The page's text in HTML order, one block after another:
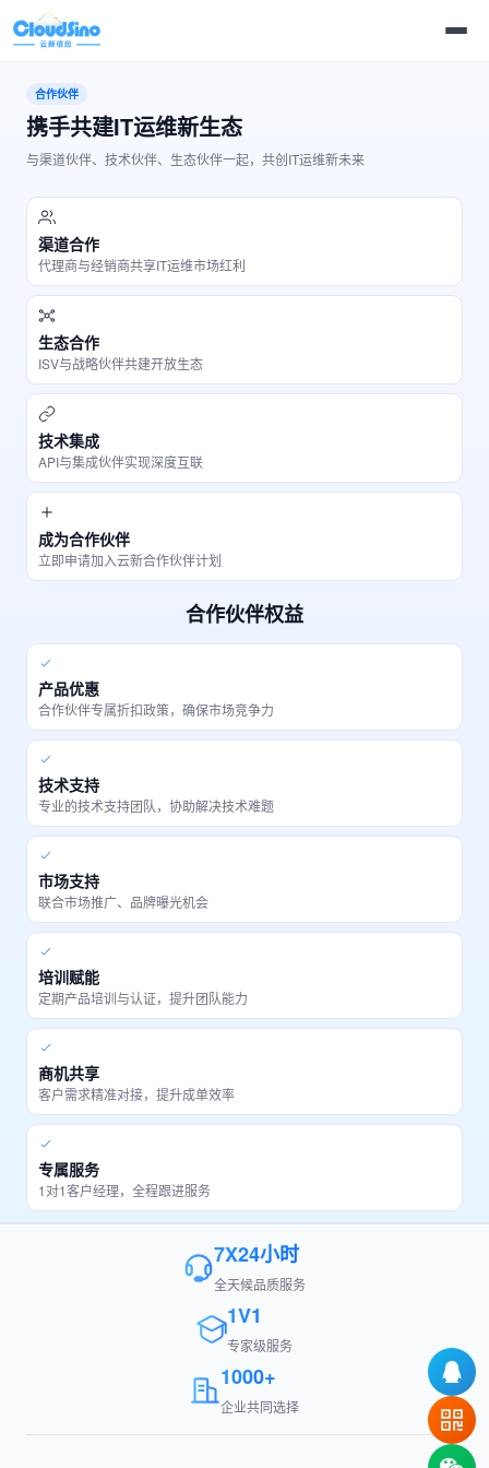
合作伙伴
携手共建IT运维新生态
与渠道伙伴、技术伙伴、生态伙伴一起，共创IT运维新未来
渠道合作
代理商与经销商共享IT运维市场红利
生态合作
ISV与战略伙伴共建开放生态
技术集成
API与集成伙伴实现深度互联
成为合作伙伴
立即申请加入云新合作伙伴计划
合作伙伴权益
产品优惠
合作伙伴专属折扣政策，确保市场竞争力
技术支持
专业的技术支持团队，协助解决技术难题
市场支持
联合市场推广、品牌曝光机会
培训赋能
定期产品培训与认证，提升团队能力
商机共享
客户需求精准对接，提升成单效率
专属服务
1对1客户经理，全程跟进服务
7X24小时
全天候品质服务
1V1
专家级服务
1000+
企业共同选择